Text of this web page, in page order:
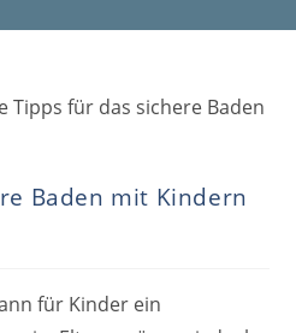
Baden mit Kindern
für Kinder ein